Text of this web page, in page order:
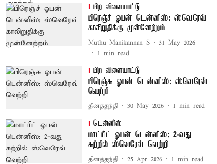
பிற விளையாட்டு
பிரெஞ்ச் ஓபன் டென்னிஸ்: ஸ்வெரேவ்
காலிறுதிக்கு முன்னேற்றம்
Muthu Manikannan S
31 May 2026
1 min read
பிற விளையாட்டு
பிரெஞ்சு ஓபன் டென்னிஸ்: ஸ்வெரேவ்
வெற்றி
தினத்தந்தி 30 May 2026 1 min read
டென்னிஸ்
மாட்ரிட் ஓபன் டென்னிஸ்: 2-வது
சுற்றில் ஸ்வெரேவ் வெற்றி
தினத்தந்தி 25 Apr 2026 1 min read